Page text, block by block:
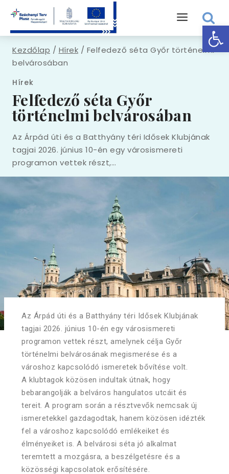
Kezdőlap / Hírek / Felfedező séta Győr történelmi
belvárosában
Hírek
Felfedező séta Győr
történelmi belvárosában
Az Árpád úti és a Batthyány téri Idősek Klubjának
tagjai 2026. június 10-én egy városismereti
programon vettek részt,…
Az Árpád úti és a Batthyány téri Idősek Klubjának
tagjai 2026. június 10-én egy városismereti
programon vettek részt, amelynek célja Győr
történelmi belvárosának megismerése és a
városhoz kapcsolódó ismeretek bővítése volt.
A klubtagok közösen indultak útnak, hogy
bebarangolják a belváros hangulatos utcáit és
tereit. A program során a résztvevők nemcsak új
ismeretekkel gazdagodtak, hanem közösen idézték
fel a városhoz kapcsolódó emlékeiket és
élményeiket is. A belvárosi séta jó alkalmat
teremtett a mozgásra, a beszélgetésre és a
közösségi kapcsolatok erősítésére.